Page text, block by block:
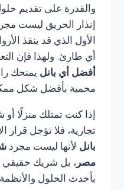
والقدرة على تقديم
إنذار الحريق ليست
الأول الذي قد ينقذ
أي طارئ. ولهذا فإن
أفضل أي بانل يمنحك
محمية بأفضل شكل
إذا كنت تمتلك منزلًا
تجارية، فلا تؤجل قرار
بانل لأنها ليست مجرد
مصر، بل شريك حقيقي
بأحدث الحلول